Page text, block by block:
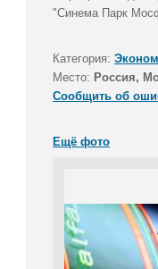
"Синема Парк
Категория:
Место: Россия,
Сообщить об
Ещё фото